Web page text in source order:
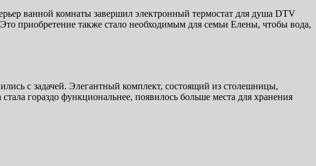
ванной комнаты завершил электронный термостат для душа DTV
приобретение также стало необходимым для семьи Елены, чтобы вода,
с задачей. Элегантный комплект, состоящий из столешницы,
гораздо функциональнее, появилось больше места для хранения